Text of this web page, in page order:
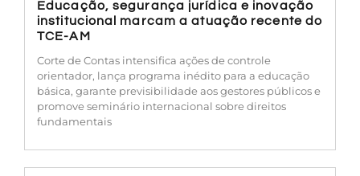
Educação, segurança jurídica e inovação
institucional marcam a atuação recente do
TCE-AM
Corte de Contas intensifica ações de controle
orientador, lança programa inédito para a educação
básica, garante previsibilidade aos gestores públicos e
promove seminário internacional sobre direitos
fundamentais